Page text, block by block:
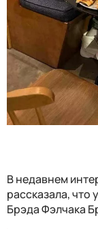
В недавнем
рассказала,
Брэда Фэлчака